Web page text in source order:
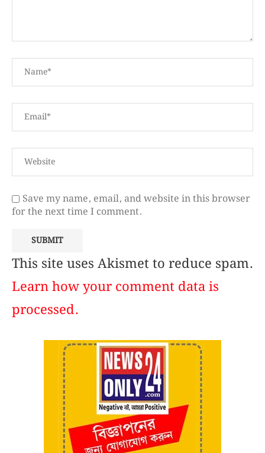
Save my name, email, and website in this browser
for the next time I comment.
This site uses Akismet to reduce spam.
Learn how your comment data is
processed.